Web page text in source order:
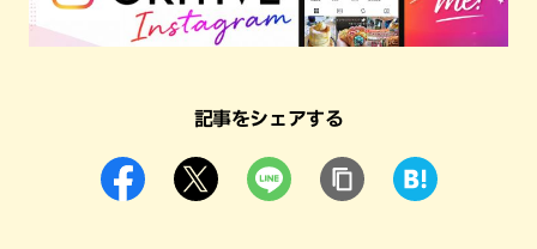
記事をシェアする